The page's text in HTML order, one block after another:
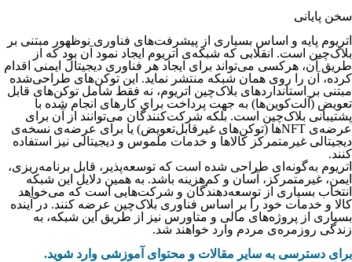
سخن پایانی
اتریوم پایه و اساس بسیاری از پیشرفت‌های فناوری نوظهور مبتنی بر
بلاک‌چین است. انقلابی که شبکه‌ی اتریوم ایجاد نمود آن بود که از
طریق آن، هرکسی می‌تواند برای ایجاد هر فناوری دیجیتال ایمنی اقدام
کرده، آن را روی همان شبکه منتشر نماید. این توکن‌های طراحی‌شده
مبتنی بر استانداردهای بلاک‌چین اتریوم، نه فقط شامل توکن‌های قابل
تعویض (آلت‌کوین‌ها) به جهت پرداخت برای کارهای انجام شده با
پشتیبانی بلاک‌چین است. بلکه شرکت‌کنندگان می‌توانند از آن برای
عرضه‌ی NFTها (توکن‌های غیرقابل‌تعویض) یا برای عرضه‌ی نسخه‌ی
دیجیتالی غیرمتمرکز کالاها و خدمات ملموس و دیجیتالی نیز استفاده
کنند.
اتریوم به‌گونه‌ای طراحی شده است که توسعه‌پذیر، قابل برنامه‌ریزی،
ایمن، غیرمتمرکز، آسان و کم‌هزینه باشد. به همین دلایل این شبکه
انتخاب بسیاری از توسعه‌دهندگان و شرکت‌هایی است که می‌خواهد
کالا و خدمات خود را بر اساس فناوری بلاک‌چین عرضه کنند. در آینده
بسیاری از پروژه‌های مالی و متاورس نیز از طریق این شبکه، به
زندگی روزمره‌ی مردم وارد خواهند شد.
برای دسترسی به سایر مقالات و محتوای آموزشی وارد شوید.